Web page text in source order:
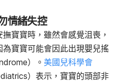
情緒失控
寶寶時，雖然會感覺沮喪，
寶寶可能會因此出現嬰兒搖
）。 美國兒科學會
）表示，寶寶的頭部非